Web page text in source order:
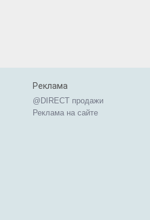
Реклама
@DIRECT продажи
Реклама на сайте